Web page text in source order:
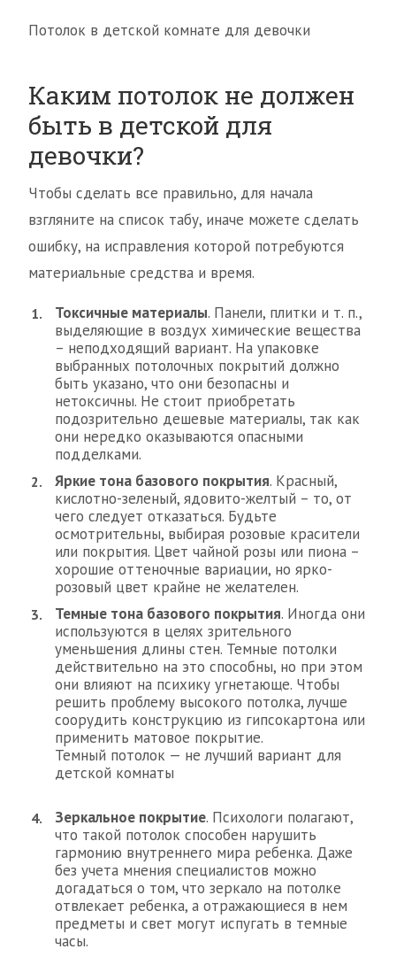
Потолок в детской комнате для девочки
Каким потолок не должен
быть в детской для
девочки?
Чтобы сделать все правильно, для начала
взгляните на список табу, иначе можете сделать
ошибку, на исправления которой потребуются
материальные средства и время.
Токсичные материалы. Панели, плитки и т. п.,
выделяющие в воздух химические вещества
– неподходящий вариант. На упаковке
выбранных потолочных покрытий должно
быть указано, что они безопасны и
нетоксичны. Не стоит приобретать
подозрительно дешевые материалы, так как
они нередко оказываются опасными
подделками.
Яркие тона базового покрытия. Красный,
кислотно-зеленый, ядовито-желтый – то, от
чего следует отказаться. Будьте
осмотрительны, выбирая розовые красители
или покрытия. Цвет чайной розы или пиона –
хорошие оттеночные вариации, но ярко-
розовый цвет крайне не желателен.
Темные тона базового покрытия. Иногда они
используются в целях зрительного
уменьшения длины стен. Темные потолки
действительно на это способны, но при этом
они влияют на психику угнетающе. Чтобы
решить проблему высокого потолка, лучше
соорудить конструкцию из гипсокартона или
применить матовое покрытие.
Темный потолок — не лучший вариант для
детской комнаты
Зеркальное покрытие. Психологи полагают,
что такой потолок способен нарушить
гармонию внутреннего мира ребенка. Даже
без учета мнения специалистов можно
догадаться о том, что зеркало на потолке
отвлекает ребенка, а отражающиеся в нем
предметы и свет могут испугать в темные
часы.